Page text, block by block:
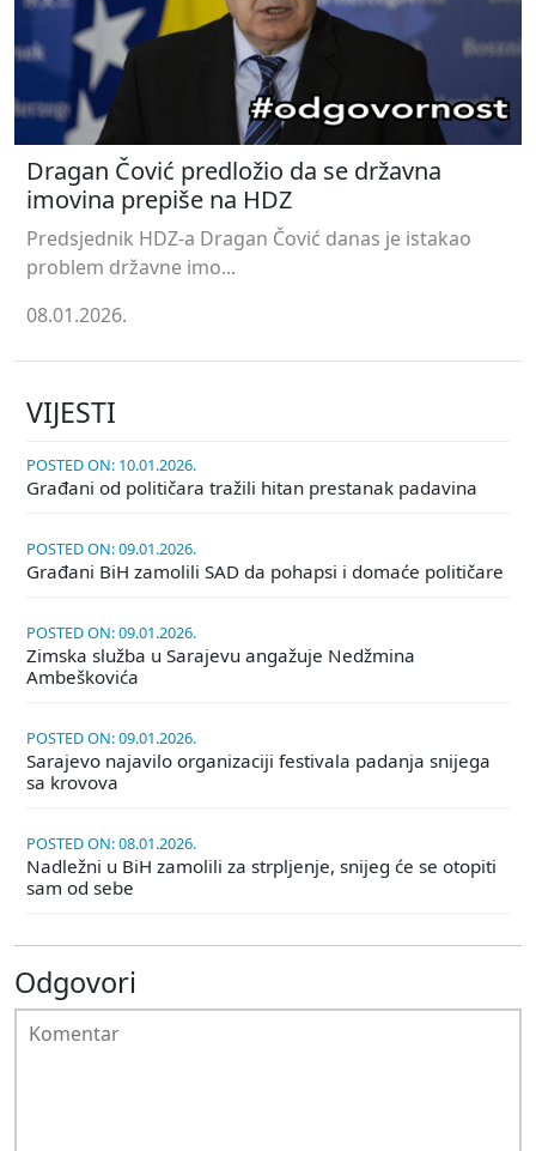
Dragan Čović predložio da se državna
imovina prepiše na HDZ
Predsjednik HDZ-a Dragan Čović danas je istakao
problem državne imo...
08.01.2026.
VIJESTI
POSTED ON: 10.01.2026.
Građani od političara tražili hitan prestanak padavina
POSTED ON: 09.01.2026.
Građani BiH zamolili SAD da pohapsi i domaće političare
POSTED ON: 09.01.2026.
Zimska služba u Sarajevu angažuje Nedžmina
Ambeškovića
POSTED ON: 09.01.2026.
Sarajevo najavilo organizaciji festivala padanja snijega
sa krovova
POSTED ON: 08.01.2026.
Nadležni u BiH zamolili za strpljenje, snijeg će se otopiti
sam od sebe
Odgovori